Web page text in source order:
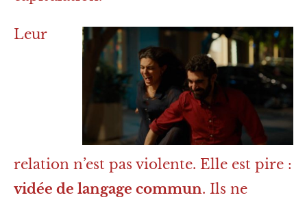
Leur
relation n’est pas violente. Elle est pire :
vidée de langage commun. Ils ne